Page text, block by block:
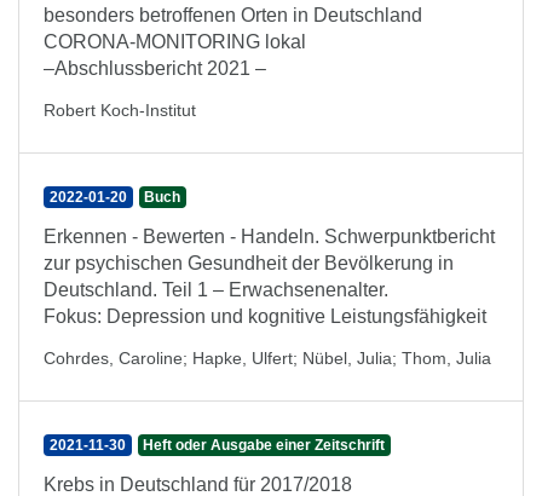
besonders betroffenen Orten in Deutschland
CORONA-MONITORING lokal
–Abschlussbericht 2021 –
Robert Koch-Institut
2022-01-20 Buch
Erkennen - Bewerten - Handeln. Schwerpunktbericht
zur psychischen Gesundheit der Bevölkerung in
Deutschland. Teil 1 – Erwachsenenalter.
Fokus: Depression und kognitive Leistungsfähigkeit
Cohrdes, Caroline; Hapke, Ulfert; Nübel, Julia; Thom, Julia
2021-11-30 Heft oder Ausgabe einer Zeitschrift
Krebs in Deutschland für 2017/2018